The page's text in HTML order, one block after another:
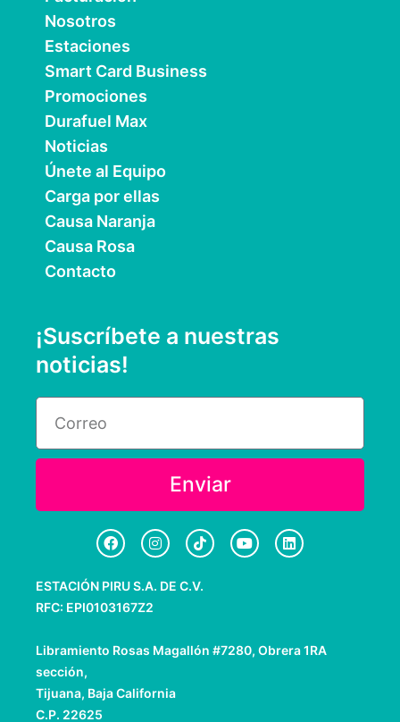
Nosotros
Estaciones
Smart Card Business
Promociones
Durafuel Max
Noticias
Únete al Equipo
Carga por ellas
Causa Naranja
Causa Rosa
Contacto
¡Suscríbete a nuestras
noticias!
Enviar
F
a
c
e
b
o
I
n
s
a
m
T
i
k
t
o
Y
o
u
L
i
n
ESTACIÓN PIRU S.A. DE C.V.
RFC: EPI0103167Z2
Libramiento Rosas Magallón #7280, Obrera 1RA
sección,
Tijuana, Baja California
C.P. 22625